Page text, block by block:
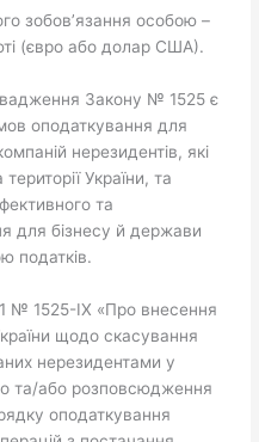
зобов’язання особою –
(євро або долар США).
Закону № 1525 є
оподаткування для
нерезидентів, які
України, та
та
для бізнесу й держави
податків.
№ 1525-ІХ «Про внесення
щодо скасування
нерезидентами у
та/або розповсюдження
оподаткування